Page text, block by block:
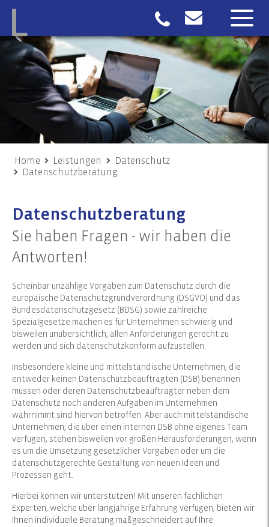
Home Leistungen
Datenschutz
Datenschutzberatung
Datenschutzberatung
Sie haben Fragen - wir haben die
Antworten!
Scheinbar unzählige Vorgaben zum Datenschutz durch die
europäische Datenschutzgrundverordnung (DSGVO) und das
Bundesdatenschutzgesetz (BDSG) sowie zahlreiche
Spezialgesetze machen es für Unternehmen schwierig und
bisweilen unübersichtlich, allen Anforderungen gerecht zu
werden und sich datenschutzkonform aufzustellen.
Insbesondere kleine und mittelständische Unternehmen, die
entweder keinen Datenschutzbeauftragten (DSB) benennen
müssen oder deren Datenschutzbeauftragter neben dem
Datenschutz noch anderen Aufgaben im Unternehmen
wahrnimmt sind hiervon betroffen. Aber auch mittelständische
Unternehmen, die über einen internen DSB ohne eigenes Team
verfügen, stehen bisweilen vor großen Herausforderungen, wenn
es um die Umsetzung gesetzlicher Vorgaben oder um die
datenschutzgerechte Gestaltung von neuen Ideen und
Prozessen geht.
Hierbei können wir unterstützen! Mit unseren fachlichen
Experten, welche über langjährige Erfahrung verfügen, bieten wir
Ihnen individuelle Beratung maßgeschneidert auf Ihre